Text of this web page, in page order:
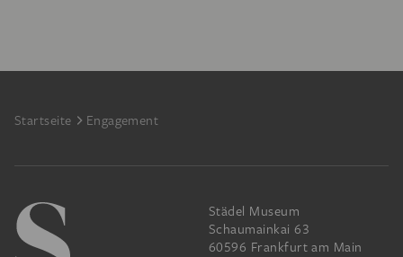
Footer
Startseite Engagement
Städel Museum
Schaumainkai 63
60596 Frankfurt am Main